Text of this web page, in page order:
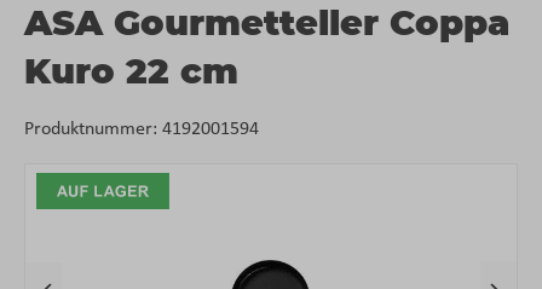
Bildergalerie überspringen
ASA Gourmetteller Coppa
Kuro 22 cm
Produktnummer: 4192001594